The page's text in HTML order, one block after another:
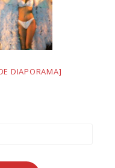
DIAPORAMA]